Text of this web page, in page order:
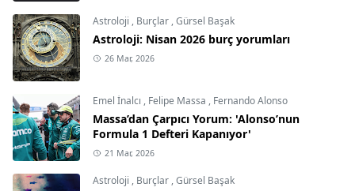
Astroloji , Burçlar ,Gürsel Başak
Astroloji: Nisan 2026 burç yorumları
26 Mar, 2026
Emel İnalcı , Felipe Massa , Fernando Alonso
Massa’dan Çarpıcı Yorum: 'Alonso’nun
Formula 1 Defteri Kapanıyor'
21 Mar, 2026
Astroloji , Burçlar ,Gürsel Başak